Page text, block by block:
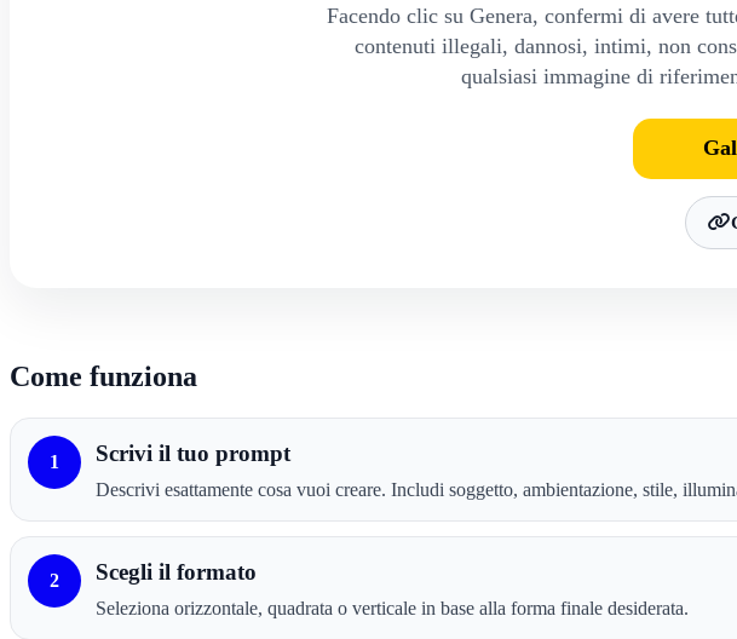
Facendo clic su Genera, confermi di avere
contenuti illegali, dannosi, intimi, non
qualsiasi immagine di
Come funziona
1 Scrivi il tuo prompt
Descrivi esattamente cosa vuoi creare. Includi soggetto, ambientazione, stile,
2 Scegli il formato
Seleziona orizzontale, quadrata o verticale in base alla forma finale desiderata.